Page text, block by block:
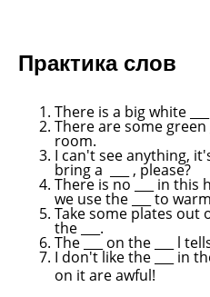
Практика слов
There is a big white
There are some
room.
I can't see anything,
bring a ___ , please?
There is no ___ in this
we use the ___ to
Take some plates out
the ___.
The ___ on the ___ l
I don't like the ___ in
on it are awful!